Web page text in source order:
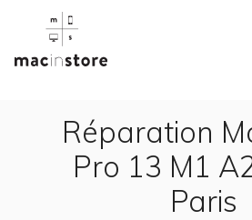
Réparation
Pro 13 M1
Paris